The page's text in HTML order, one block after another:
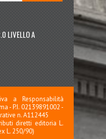
LIVELLO A
a Responsabilità
- P.I. 02139891002 -
n. A112445
diretti editoria L.
L. 250/90)